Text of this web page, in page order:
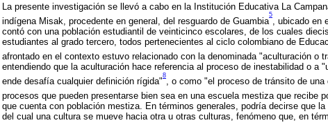
La presente investigación se llevó a cabo en la Institución Educativa La
indígena Misak, procedente en general, del resguardo de Guambia
5
, ubicado
contó con una población estudiantil de veinticinco escolares, de los cuales
estudiantes al grado tercero, todos pertenecientes al ciclo colombiano de
afrontado en el contexto estuvo relacionado con la denominada "aculturación o
entendiendo que la aculturación hace referencia al proceso de inestabilidad o a
ende desafía cualquier definición rígida"
8
, o como "el proceso de tránsito de
procesos que pueden presentarse bien sea en una escuela mestiza que recibe
que cuenta con población mestiza. En términos generales, podría decirse que
del cual una cultura se mueve hacia otra u otras culturas, fenómeno que, en